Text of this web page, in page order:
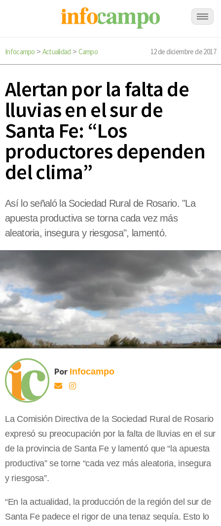
Infocampo > Actualidad > Campo 12 de diciembre de 2017
Alertan por la falta de
lluvias en el sur de
Santa Fe: “Los
productores dependen
del clima”
Así lo señaló la Sociedad Rural de Rosario. "La
apuesta productiva se torna cada vez más
aleatoria, insegura y riesgosa", lamentó.
Por Infocampo
La Comisión Directiva de la Sociedad Rural de Rosario
expresó su preocupación por la falta de lluvias en el sur
de la provincia de Santa Fe y lamentó que “la apuesta
productiva” se torne “cada vez más aleatoria, insegura
y riesgosa”.
“En la actualidad, la producción de la región del sur de
Santa Fe padece el rigor de una tenaz sequía. Esto lo